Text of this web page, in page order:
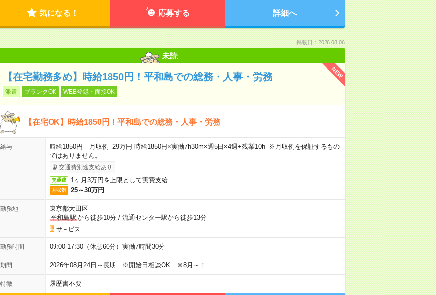
気になる！ 応募する 詳細へ
掲載日：2026.08.06
未読
NEW
【在宅勤務多め】時給1850円！平和島での総務・人事・労務
派遣 ブランクOK WEB登録・面接OK
【在宅OK】時給1850円！平和島での総務・人事・労務
給与
時給1850円 月収例 29万円 時給1850円×実働7h30m×週5日×4週+残業10h ※月収例を保証するもの
ではありません。
交通費別途支給あり
交通費 1ヶ月3万円を上限として実費支給
月収例 25～30万円
勤務地
東京都大田区
平和島駅から徒歩10分/ 流通センター駅から徒歩13分
サ－ビス
勤務時間 09:00-17:30（休憩60分）実働7時間30分
期間 2026年08月24日～長期 ※開始日相談OK ※8月～！
特徴 履歴書不要